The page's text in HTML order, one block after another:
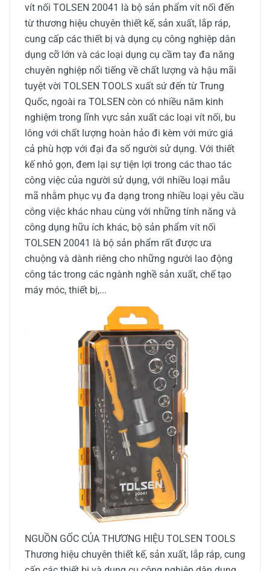
vít nối TOLSEN 20041 là bộ sản phẩm vít nối đến
từ thương hiệu chuyên thiết kế, sản xuất, lắp ráp,
cung cấp các thiết bị và dụng cụ công nghiệp dân
dụng cỡ lớn và các loại dụng cụ cầm tay đa năng
chuyên nghiệp nổi tiếng về chất lượng và hậu mãi
tuyệt vời TOLSEN TOOLS xuất sứ đến từ Trung
Quốc, ngoài ra TOLSEN còn có nhiều năm kinh
nghiệm trong lĩnh vực sản xuất các loại vít nối, bu
lông với chất lượng hoàn hảo đi kèm với mức giá
cả phù hợp với đại đa số người sử dụng. Với thiết
kế nhỏ gọn, đem lại sự tiện lợi trong các thao tác
công việc của người sử dụng, với nhiều loại mẫu
mã nhằm phục vụ đa dạng trong nhiều loại yêu cầu
công việc khác nhau cùng với những tính năng và
công dụng hữu ích khác, bộ sản phẩm vít nối
TOLSEN 20041 là bộ sản phẩm rất được ưa
chuộng và dành riêng cho những người lao động
công tác trong các ngành nghề sản xuất, chế tạo
máy móc, thiết bị,...
NGUỒN GỐC CỦA THƯƠNG HIỆU TOLSEN TOOLS
Thương hiệu chuyên thiết kế, sản xuất, lắp ráp, cung